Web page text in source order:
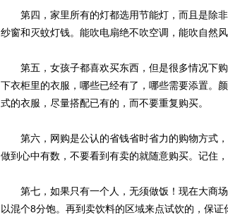
第四，家里所有的灯都选用节能灯，而且是除非
纱窗和灭蚊灯钱。能吹电扇绝不吹空调，能吹自然风
第五，女孩子都喜欢买东西，但是很多情况下购
下衣柜里的衣服，哪些已经有了，哪些需要添置。
式的衣服，尽量搭配已有的，而不要重复购买。
第六，网购是公认的省钱省时省力的购物方式，
做到心中有数，不要看到有卖的就随意购买。记住
第七，如果只有一个人，无须做饭！现在大商场
以混个8分饱。再到卖饮料的区域来点试饮的，保